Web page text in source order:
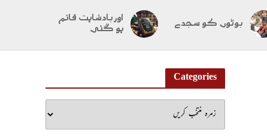
بوٹوں کو سجدے
اور بادشاہت قائم
ہو گئی
Categories